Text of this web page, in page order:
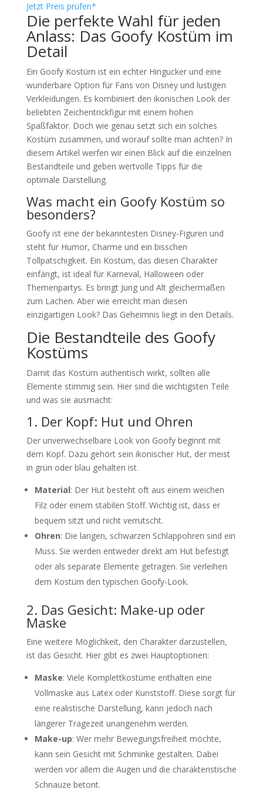
Jetzt Preis prüfen*
Die perfekte Wahl für jeden
Anlass: Das Goofy Kostüm im
Detail
Ein Goofy Kostüm ist ein echter Hingucker und eine
wunderbare Option für Fans von Disney und lustigen
Verkleidungen. Es kombiniert den ikonischen Look der
beliebten Zeichentrickfigur mit einem hohen
Spaßfaktor. Doch wie genau setzt sich ein solches
Kostüm zusammen, und worauf sollte man achten? In
diesem Artikel werfen wir einen Blick auf die einzelnen
Bestandteile und geben wertvolle Tipps für die
optimale Darstellung.
Was macht ein Goofy Kostüm so
besonders?
Goofy ist eine der bekanntesten Disney-Figuren und
steht für Humor, Charme und ein bisschen
Tollpatschigkeit. Ein Kostüm, das diesen Charakter
einfängt, ist ideal für Karneval, Halloween oder
Themenpartys. Es bringt Jung und Alt gleichermaßen
zum Lachen. Aber wie erreicht man diesen
einzigartigen Look? Das Geheimnis liegt in den Details.
Die Bestandteile des Goofy
Kostüms
Damit das Kostüm authentisch wirkt, sollten alle
Elemente stimmig sein. Hier sind die wichtigsten Teile
und was sie ausmacht:
1. Der Kopf: Hut und Ohren
Der unverwechselbare Look von Goofy beginnt mit
dem Kopf. Dazu gehört sein ikonischer Hut, der meist
in grün oder blau gehalten ist.
Material: Der Hut besteht oft aus einem weichen
Filz oder einem stabilen Stoff. Wichtig ist, dass er
bequem sitzt und nicht verrutscht.
Ohren: Die langen, schwarzen Schlappohren sind ein
Muss. Sie werden entweder direkt am Hut befestigt
oder als separate Elemente getragen. Sie verleihen
dem Kostüm den typischen Goofy-Look.
2. Das Gesicht: Make-up oder
Maske
Eine weitere Möglichkeit, den Charakter darzustellen,
ist das Gesicht. Hier gibt es zwei Hauptoptionen:
Maske: Viele Komplettkostüme enthalten eine
Vollmaske aus Latex oder Kunststoff. Diese sorgt für
eine realistische Darstellung, kann jedoch nach
längerer Tragezeit unangenehm werden.
Make-up: Wer mehr Bewegungsfreiheit möchte,
kann sein Gesicht mit Schminke gestalten. Dabei
werden vor allem die Augen und die charakteristische
Schnauze betont.